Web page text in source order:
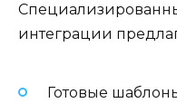
интеграции
Готовые